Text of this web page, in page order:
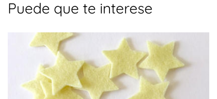
Puede que te interese